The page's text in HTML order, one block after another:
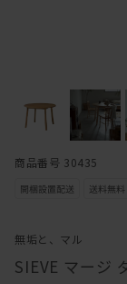
無垢と、マル
SIEVE マージ
商品番号 30435